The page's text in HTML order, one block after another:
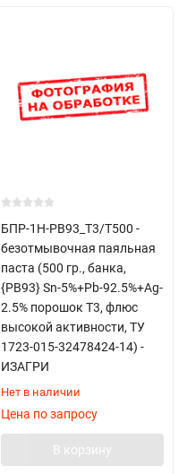
БПР-1Н-РВ93_Т3/T500 -
безотмывочная паяльная
паста (500 гр., банка,
{РВ93} Sn-5%+Pb-92.5%+Ag-
2.5% порошок Т3, флюс
высокой активности, ТУ
1723-015-32478424-14) -
ИЗАГРИ
Нет в наличии
Цена по запросу
В корзину